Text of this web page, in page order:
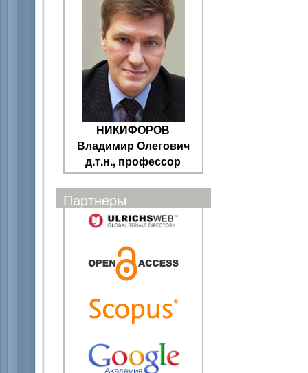
НИКИФОРОВ
Владимир Олегович
д.т.н., профессор
Партнеры